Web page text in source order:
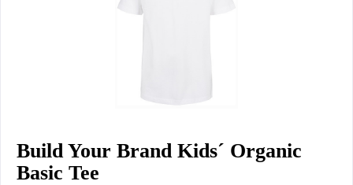
Build Your Brand Kids´ Organic
Basic Tee